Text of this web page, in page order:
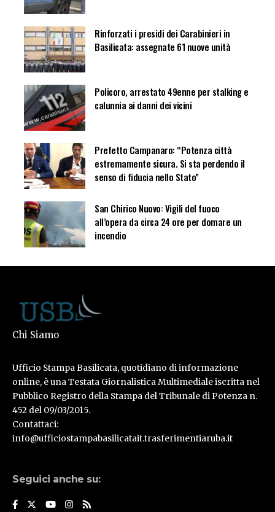
Rinforzati i presidi dei Carabinieri in
Basilicata: assegnate 61 nuove unità
Policoro, arrestato 49enne per stalking e
calunnia ai danni dei vicini
Prefetto Campanaro: “Potenza città
estremamente sicura. Si sta perdendo il
senso di fiducia nello Stato”
San Chirico Nuovo: Vigili del fuoco
all’opera da circa 24 ore per domare un
incendio
Chi Siamo
Ufficio Stampa Basilicata, quotidiano di informazione
online, è una Testata Giornalistica Multimediale iscritta nel
Pubblico Registro della Stampa del Tribunale di Potenza n.
452 del 09/03/2015.
Contattaci:
info@ufficiostampabasilicatait.trasferimentiaruba.it
Seguici anche su: